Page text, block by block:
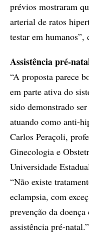
prévios mostraram
arterial de ratos
testar em humanos”,
Assistência pré-
“A proposta parece
em parte ativa do
sido demonstrado
atuando como anti-
Carlos Peraçoli,
Ginecologia e
Universidade
“Não existe
eclampsia, com
prevenção da
assistência pré-natal.”